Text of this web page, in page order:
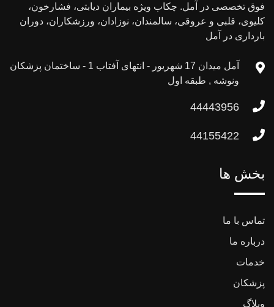
فوق تخصصی در آمل. چکاب ویژه بیماران دیابتی، فشارخون،
کلیوی، قلبی و عروقی، سالمندان، نوزادان، ورزشکاران، دوران
بارداری در آمل
آمل میدان 17 شهریور - انتهای آفتاب 1 - ساختمان پزشکان
ونوشه , طبقه اول
44443956
44155422
بخش ها
تماس با ما
درباره ما
خدمات
پزشکان
وبلاگ